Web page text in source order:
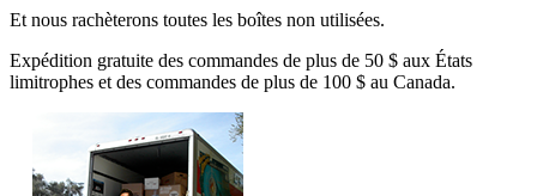
Et nous rachèterons toutes les boîtes non utilisées.
Expédition gratuite des commandes de plus de 50 $ aux États
limitrophes et des commandes de plus de 100 $ au Canada.